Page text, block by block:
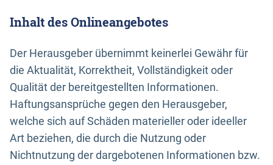
Inhalt des Onlineangebotes
Der Herausgeber übernimmt keinerlei Gewähr für
die Aktualität, Korrektheit, Vollständigkeit oder
Qualität der bereitgestellten Informationen.
Haftungsansprüche gegen den Herausgeber,
welche sich auf Schäden materieller oder ideeller
Art beziehen, die durch die Nutzung oder
Nichtnutzung der dargebotenen Informationen bzw.